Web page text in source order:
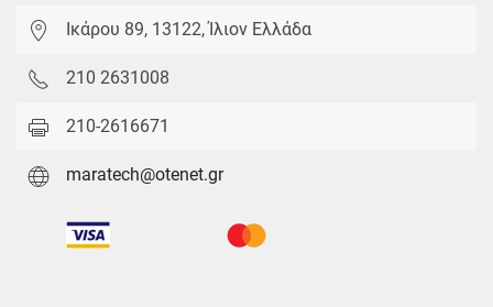
Ικάρου 89, 13122, Ίλιον Ελλάδα
210 2631008
210-2616671
maratech@otenet.gr